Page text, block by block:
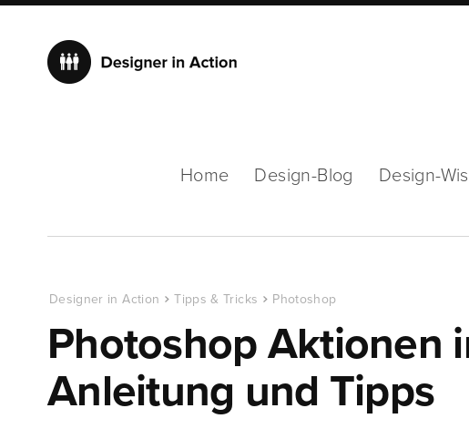
Home Design-Blog Design-
Designer in Action Tipps & Tricks Photoshop
Photoshop Aktionen
Anleitung und Tipps